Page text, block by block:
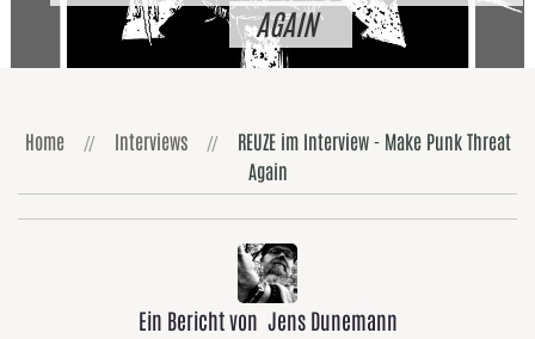
AGAIN
Home Interviews
REUZE im Interview - Make Punk Threat
Again
Ein Bericht von Jens Dunemann